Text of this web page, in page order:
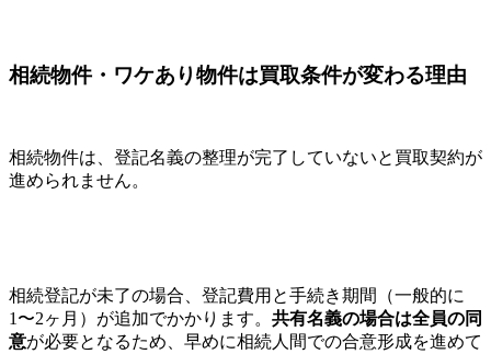
相続物件・ワケあり物件は買取条件が変わる理由
相続物件は、登記名義の整理が完了していないと買取契約が
進められません。
相続登記が未了の場合、登記費用と手続き期間（一般的に
1〜2ヶ月）が追加でかかります。 共有名義の場合は全員の同
意が必要となるため、早めに相続人間での合意形成を進めて